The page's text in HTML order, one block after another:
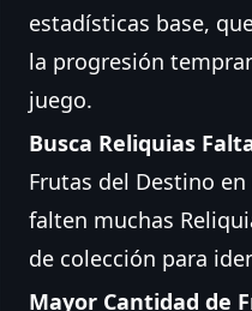
estadísticas base,
la progresión
juego.
Busca Reliquias
Frutas del Destino
falten muchas
de colección para
Mayor Cantidad de